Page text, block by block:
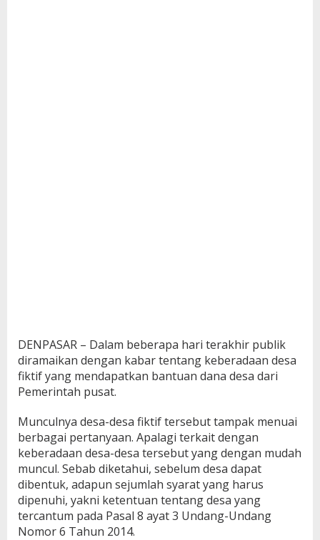
DENPASAR – Dalam beberapa hari terakhir publik
diramaikan dengan kabar tentang keberadaan desa
fiktif yang mendapatkan bantuan dana desa dari
Pemerintah pusat.
Munculnya desa-desa fiktif tersebut tampak menuai
berbagai pertanyaan. Apalagi terkait dengan
keberadaan desa-desa tersebut yang dengan mudah
muncul. Sebab diketahui, sebelum desa dapat
dibentuk, adapun sejumlah syarat yang harus
dipenuhi, yakni ketentuan tentang desa yang
tercantum pada Pasal 8 ayat 3 Undang-Undang
Nomor 6 Tahun 2014.